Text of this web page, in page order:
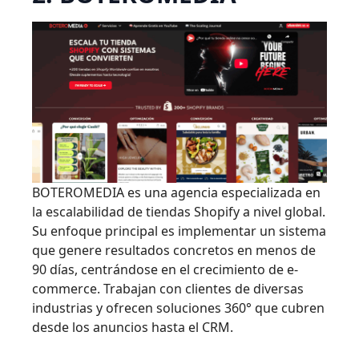
BOTEROMEDIA es una agencia especializada en
la escalabilidad de tiendas Shopify a nivel global.
Su enfoque principal es implementar un sistema
que genere resultados concretos en menos de
90 días, centrándose en el crecimiento de e-
commerce. Trabajan con clientes de diversas
industrias y ofrecen soluciones 360° que cubren
desde los anuncios hasta el CRM.